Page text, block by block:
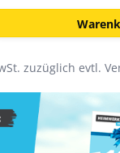
zuzüglich evtl.